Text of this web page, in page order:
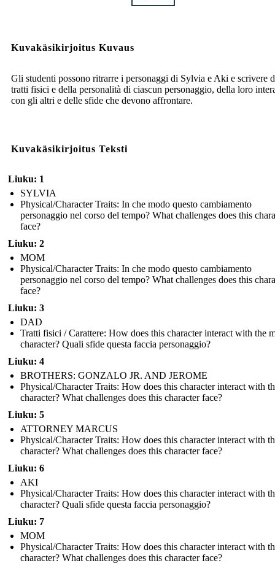
Kuvakäsikirjoitus Kuvaus
Gli studenti possono ritrarre i personaggi di Sylvia e Aki e scrivere
tratti fisici e della personalità di ciascun personaggio, della loro
con gli altri e delle sfide che devono affrontare.
Kuvakäsikirjoitus Teksti
Liuku: 1
SYLVIA
Physical/Character Traits: In che modo questo cambiamento
personaggio nel corso del tempo? What challenges does this
face?
Liuku: 2
MOM
Physical/Character Traits: In che modo questo cambiamento
personaggio nel corso del tempo? What challenges does this
face?
Liuku: 3
DAD
Tratti fisici / Carattere: How does this character interact with the
character? Quali sfide questa faccia personaggio?
Liuku: 4
BROTHERS: GONZALO JR. AND JEROME
Physical/Character Traits: How does this character interact with
character? What challenges does this character face?
Liuku: 5
ATTORNEY MARCUS
Physical/Character Traits: How does this character interact with
character? What challenges does this character face?
Liuku: 6
AKI
Physical/Character Traits: How does this character interact with
character? Quali sfide questa faccia personaggio?
Liuku: 7
MOM
Physical/Character Traits: How does this character interact with
character? What challenges does this character face?